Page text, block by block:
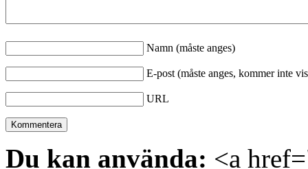
Namn (måste anges)
E-post (måste anges, kommer inte
URL
Du kan använda: <a